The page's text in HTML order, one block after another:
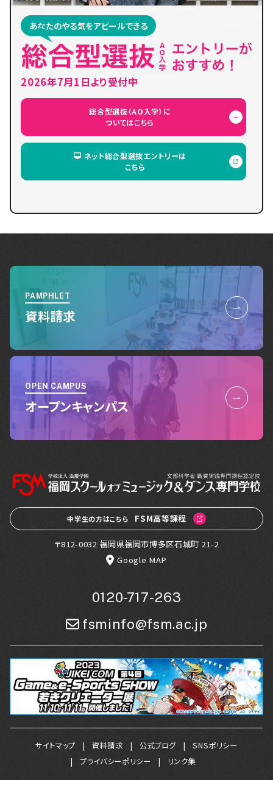
あなたのやる気をアピールできる
2026年7月1日より受付中
総合型選抜（AO入学）に
ついてはこちら
ネット総合型選抜エントリーは
こちら
PAMPHLET
資料請求
OPEN CAMPUS
オープンキャンパス
中学生の方はこちら FSM高等課程
〒812-0032 福岡県福岡市博多区石城町 21-2
Google MAP
0120-717-263
fsminfo@fsm.ac.jp
サイトマップ 資料請求 公式ブログ
SNSポリシー
プライバシーポリシー
リンク集